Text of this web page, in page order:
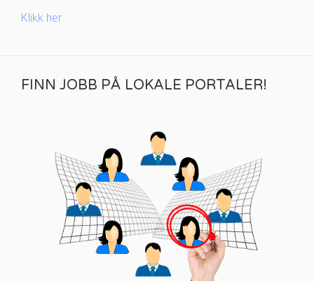
Klikk her
FINN JOBB PÅ LOKALE PORTALER!